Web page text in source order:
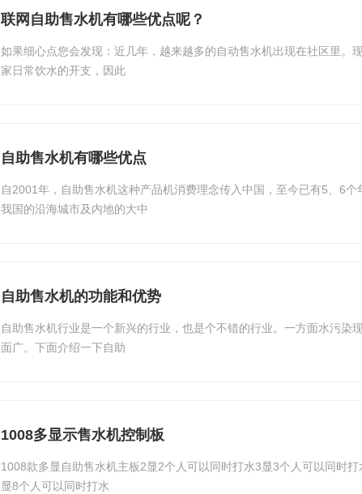
联网自助售水机有哪些优点呢？
如果细心点您会发现：近几年，越来越多的自动售水机出现在社区里
家日常饮水的开支，因此
自助售水机有哪些优点
自2001年，自助售水机这种产品机消费理念传入中国，至今已有5、6
我国的沿海城市及内地的大中
自助售水机的功能和优势
自助售水机行业是一个新兴的行业，也是个不错的行业。一方面水污
面广。下面介绍一下自助
1008多显示售水机控制板
1008款多显自助售水机主板2显2个人可以同时打水3显3个人可以同时
显8个人可以同时打水